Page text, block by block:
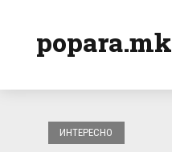
popara.mk
ИНТЕРЕСНО